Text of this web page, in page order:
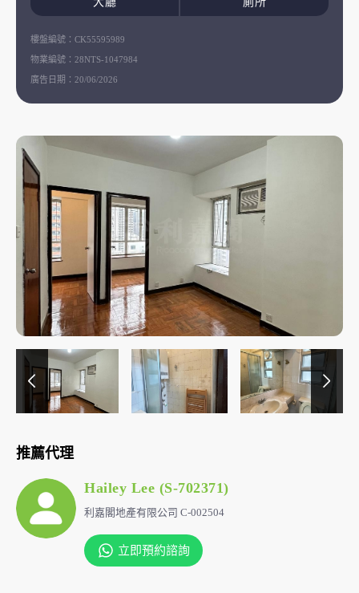
樓盤編號： CK55595989
物業編號： 28NTS-1047984
廣告日期： 20/06/2026
推薦代理
Hailey Lee (S-702371)
利嘉閣地產有限公司 C-002504
立即預約諮詢